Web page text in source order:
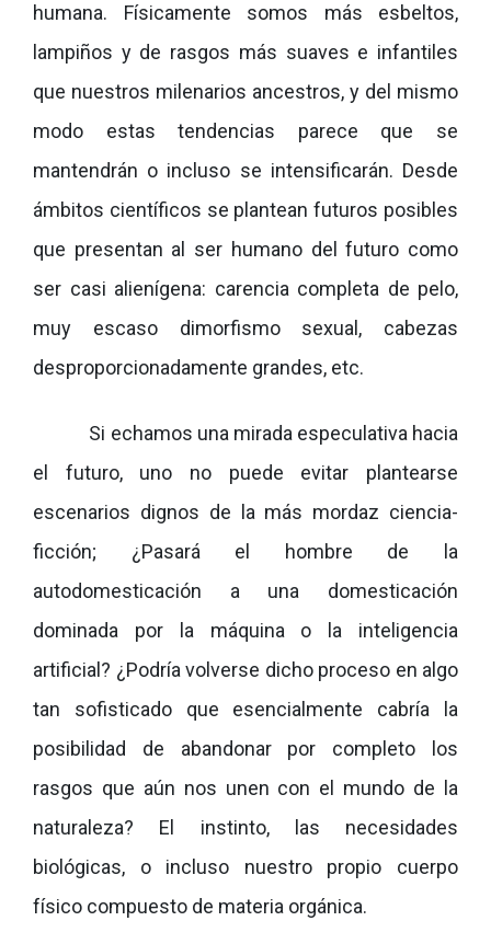
humana. Físicamente somos más esbeltos,
lampiños y de rasgos más suaves e infantiles
que nuestros milenarios ancestros, y del mismo
modo estas tendencias parece que se
mantendrán o incluso se intensificarán. Desde
ámbitos científicos se plantean futuros posibles
que presentan al ser humano del futuro como
ser casi alienígena: carencia completa de pelo,
muy escaso dimorfismo sexual, cabezas
desproporcionadamente grandes, etc.
Si echamos una mirada especulativa hacia
el futuro, uno no puede evitar plantearse
escenarios dignos de la más mordaz ciencia-
ficción; ¿Pasará el hombre de la
autodomesticación a una domesticación
dominada por la máquina o la inteligencia
artificial? ¿Podría volverse dicho proceso en algo
tan sofisticado que esencialmente cabría la
posibilidad de abandonar por completo los
rasgos que aún nos unen con el mundo de la
naturaleza? El instinto, las necesidades
biológicas, o incluso nuestro propio cuerpo
físico compuesto de materia orgánica.